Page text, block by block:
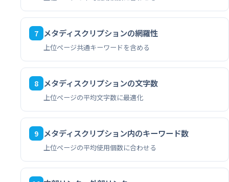
7 メタディスクリプションの網羅性
上位ページ共通キーワードを含める
8 メタディスクリプションの文字数
上位ページの平均文字数に最適化
9 メタディスクリプション内のキーワード数
上位ページの平均使用個数に合わせる